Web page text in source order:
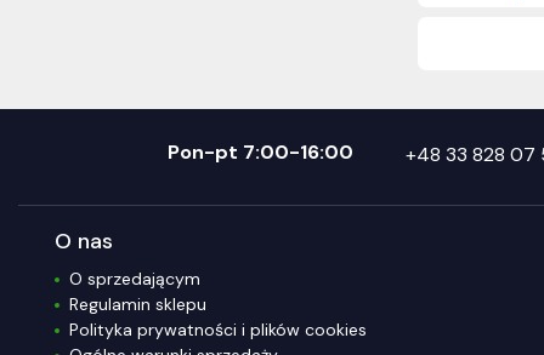
Pon-pt 7:00-16:00 +48 33 828 07
O nas
O sprzedającym
Regulamin sklepu
Polityka prywatności i plików cookies